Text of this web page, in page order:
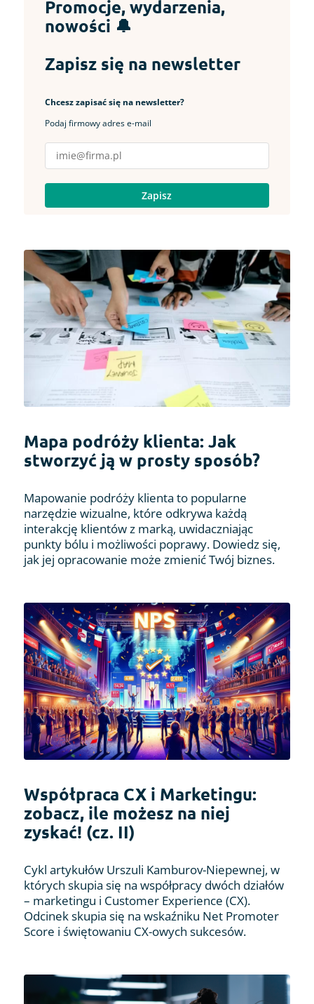
Promocje, wydarzenia,
nowości 🔔
Zapisz się na newsletter
Chcesz zapisać się na newsletter?
Podaj firmowy adres e-mail
Mapa podróży klienta: Jak
stworzyć ją w prosty sposób?
Mapowanie podróży klienta to popularne
narzędzie wizualne, które odkrywa każdą
interakcję klientów z marką, uwidaczniając
punkty bólu i możliwości poprawy. Dowiedz się,
jak jej opracowanie może zmienić Twój biznes.
Współpraca CX i Marketingu:
zobacz, ile możesz na niej
zyskać! (cz. II)
Cykl artykułów Urszuli Kamburov-Niepewnej, w
których skupia się na współpracy dwóch działów
– marketingu i Customer Experience (CX).
Odcinek skupia się na wskaźniku Net Promoter
Score i świętowaniu CX-owych sukcesów.